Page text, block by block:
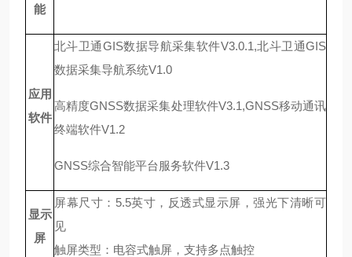
能
应用
软件
北斗卫通GIS数据导航采集软件V3.0.1,北斗卫通GIS
数据采集导航系统V1.0
高精度GNSS数据采集处理软件V3.1,GNSS移动通讯
终端软件V1.2
GNSS综合智能平台服务软件V1.3
显示
屏
屏幕尺寸：5.5英寸，反透式显示屏，强光下清晰可
见
触屏类型：电容式触屏，支持多点触控